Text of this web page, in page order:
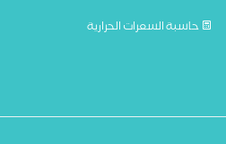
حاسبة السعرات الحرارية